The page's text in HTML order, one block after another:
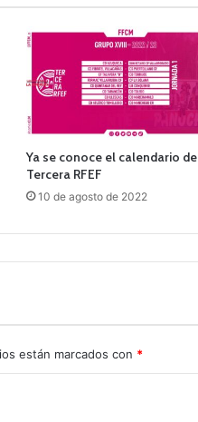
Ya se conoce el calendario de
Tercera RFEF
10 de agosto de 2022
están marcados con *